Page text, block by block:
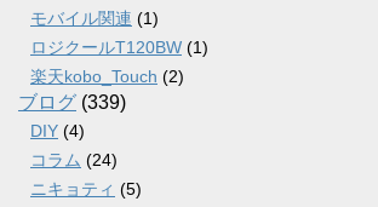
モバイル関連 (1)
ロジクールT120BW (1)
楽天kobo_Touch (2)
ブログ (339)
DIY (4)
コラム (24)
ニキョティ (5)